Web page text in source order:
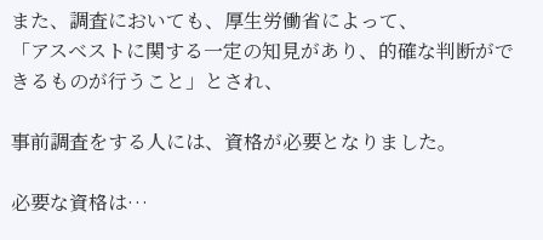
また、調査においても、厚生労働省によって、
「アスベストに関する一定の知見があり、的確な判断がで
きるものが行うこと」とされ、
事前調査をする人には、資格が必要となりました。
必要な資格は…